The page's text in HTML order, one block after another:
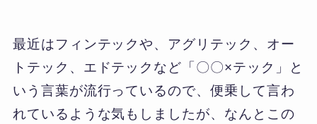
最近はフィンテックや、アグリテック、オー
トテック、エドテックなど「〇〇×テック」と
いう言葉が流行っているので、便乗して言わ
れているような気もしましたが、なんとこの